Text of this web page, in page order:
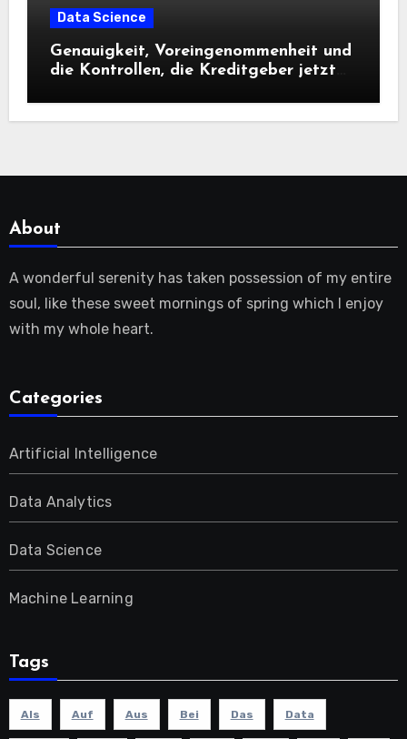
Data Science
Genauigkeit, Voreingenommenheit und
die Kontrollen, die Kreditgeber jetzt
About
A wonderful serenity has taken possession of my entire
soul, like these sweet mornings of spring which I enjoy
with my whole heart.
Categories
Artificial Intelligence
Data Analytics
Data Science
Machine Learning
Tags
Als Auf Aus Bei Das Data